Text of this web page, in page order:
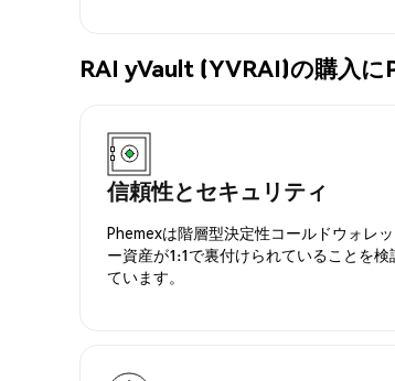
RAI yVault (YVRAI)の購入
信頼性とセキュリティ
Phemexは階層型決定性コールドウォレ
ー資産が1:1で裏付けられていることを検
ています。